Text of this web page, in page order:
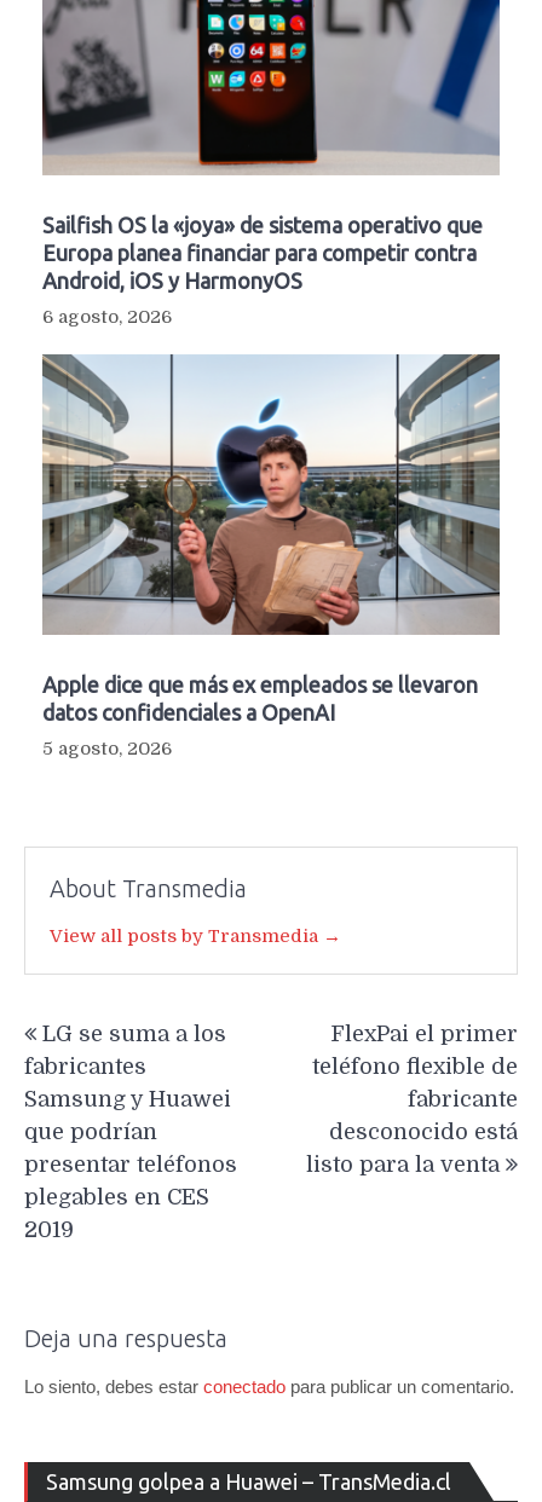
Sailfish OS la «joya» de sistema operativo que
Europa planea financiar para competir contra
Android, iOS y HarmonyOS
6 agosto, 2026
Apple dice que más ex empleados se llevaron
datos confidenciales a OpenAI
5 agosto, 2026
About Transmedia
View all posts by Transmedia →
de
entradas
LG se suma a los
fabricantes
Samsung y Huawei
que podrían
presentar teléfonos
plegables en CES
2019
FlexPai el primer
teléfono flexible de
fabricante
desconocido está
listo para la venta
Deja una respuesta
Lo siento, debes estar conectado para publicar un comentario.
Samsung golpea a Huawei – TransMedia.cl